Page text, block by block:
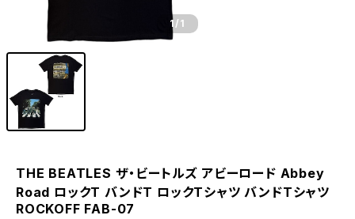
1 /1
THE BEATLES ザ・ビートルズ アビーロード Abbey
Road ロックT バンドT ロックTシャツ バンドTシャツ
ROCKOFF FAB-07